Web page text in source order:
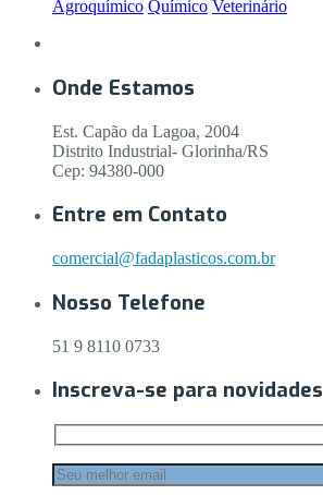
Agroquímico Químico Veterinário
Onde Estamos
Est. Capão da Lagoa, 2004
Distrito Industrial- Glorinha/RS
Cep: 94380-000
Entre em Contato
comercial@fadaplasticos.com.br
Nosso Telefone
51 9 8110 0733
Inscreva-se para novidades